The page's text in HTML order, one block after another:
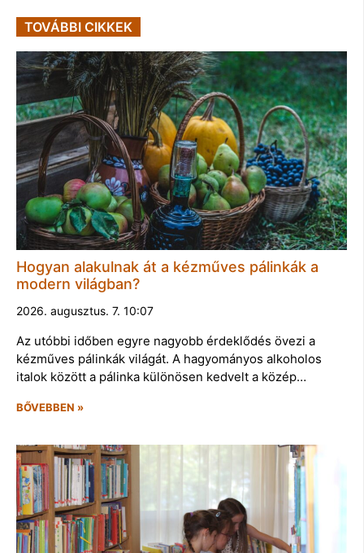
TOVÁBBI CIKKEK
Hogyan alakulnak át a kézműves pálinkák a
modern világban?
2026. augusztus. 7. 10:07
Az utóbbi időben egyre nagyobb érdeklődés övezi a
kézműves pálinkák világát. A hagyományos alkoholos
italok között a pálinka különösen kedvelt a közép…
BŐVEBBEN »